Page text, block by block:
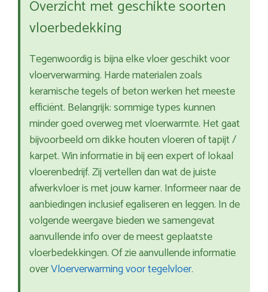
Overzicht met geschikte soorten
vloerbedekking
Tegenwoordig is bijna elke vloer geschikt voor
vloerverwarming. Harde materialen zoals
keramische tegels of beton werken het meeste
efficiënt. Belangrijk: sommige types kunnen
minder goed overweg met vloerwarmte. Het gaat
bijvoorbeeld om dikke houten vloeren of tapijt /
karpet. Win informatie in bij een expert of lokaal
vloerenbedrijf. Zij vertellen dan wat de juiste
afwerkvloer is met jouw kamer. Informeer naar de
aanbiedingen inclusief egaliseren en leggen. In de
volgende weergave bieden we samengevat
aanvullende info over de meest geplaatste
vloerbedekkingen. Of zie aanvullende informatie
overVloerverwarming voor tegelvloer.